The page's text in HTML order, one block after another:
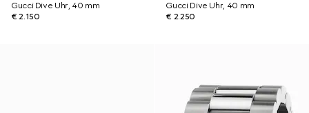
Gucci Dive Uhr, 40 mm
€ 2.150
Gucci Dive Uhr, 40 mm
€ 2.250